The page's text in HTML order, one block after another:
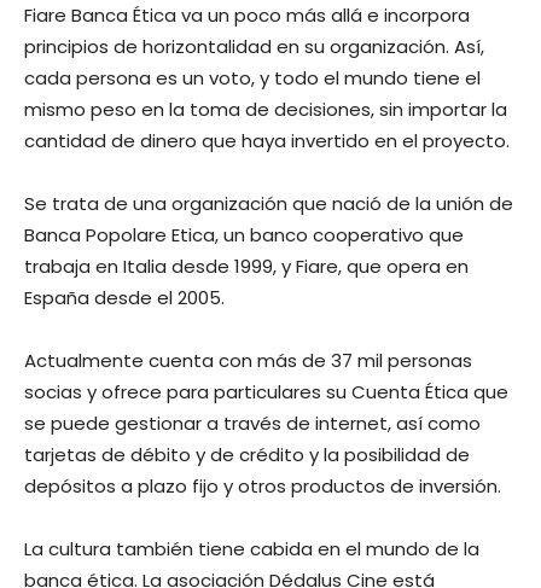
Fiare Banca Ética va un poco más allá e incorpora
principios de horizontalidad en su organización. Así,
cada persona es un voto, y todo el mundo tiene el
mismo peso en la toma de decisiones, sin importar la
cantidad de dinero que haya invertido en el proyecto.
Se trata de una organización que nació de la unión de
Banca Popolare Etica, un banco cooperativo que
trabaja en Italia desde 1999, y Fiare, que opera en
España desde el 2005.
Actualmente cuenta con más de 37 mil personas
socias y ofrece para particulares su Cuenta Ética que
se puede gestionar a través de internet, así como
tarjetas de débito y de crédito y la posibilidad de
depósitos a plazo fijo y otros productos de inversión.
La cultura también tiene cabida en el mundo de la
banca ética. La asociación Dédalus Cine está